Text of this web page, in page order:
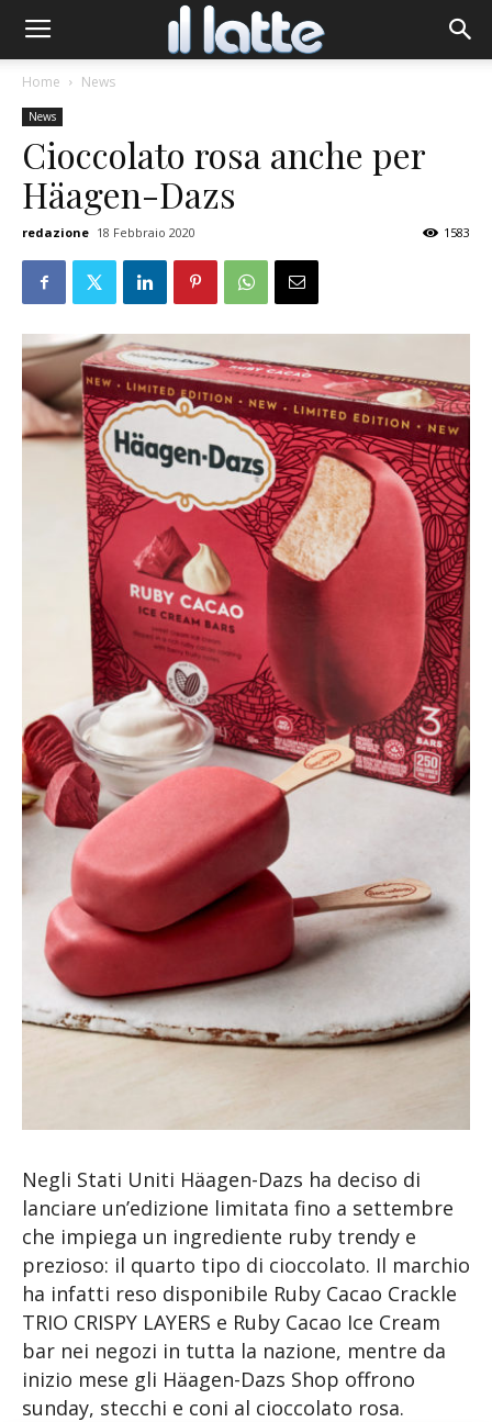
Home News
News
Cioccolato rosa anche per
Häagen-Dazs
redazione 18 Febbraio 2020 1583
Negli Stati Uniti Häagen-Dazs ha deciso di
lanciare un’edizione limitata fino a settembre
che impiega un ingrediente ruby trendy e
prezioso: il quarto tipo di cioccolato. Il marchio
ha infatti reso disponibile Ruby Cacao Crackle
TRIO CRISPY LAYERS e Ruby Cacao Ice Cream
bar nei negozi in tutta la nazione, mentre da
inizio mese gli Häagen-Dazs Shop offrono
sunday, stecchi e coni al cioccolato rosa.